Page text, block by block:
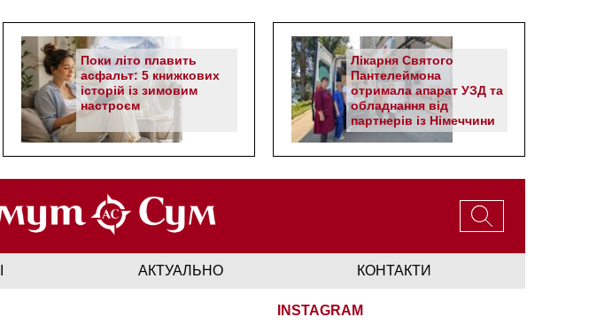
Поки літо плавить
асфальт: 5 книжкових
історій із зимовим
настроєм
Лікарня Святого
Пантелеймона
отримала апарат УЗД та
обладнання від
партнерів із Німеччини
АКТУАЛЬНО КОНТАКТИ
INSTAGRAM